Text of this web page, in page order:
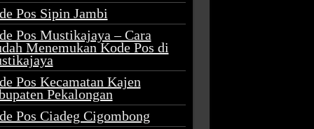
Pos Sipin Jambi
Pos Mustikajaya – Cara
Menemukan Kode Pos di
Pos Kecamatan Kajen
Pekalongan
Pos Ciadeg Cigombong